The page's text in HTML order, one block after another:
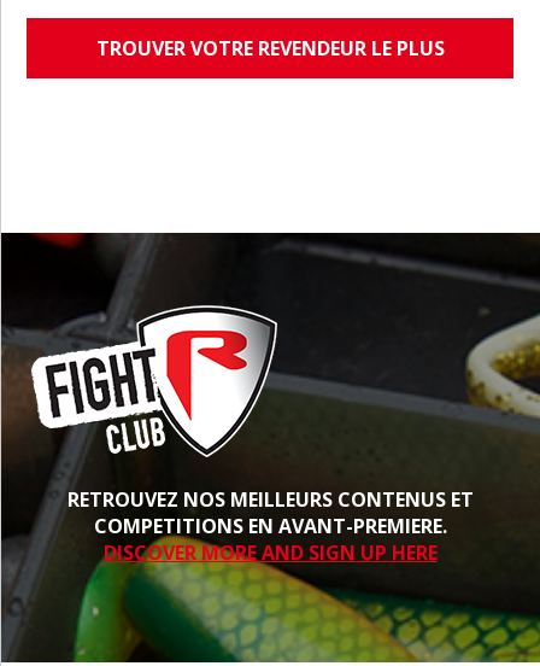
TROUVER VOTRE REVENDEUR LE PLUS
RETROUVEZ NOS MEILLEURS CONTENUS ET
COMPETITIONS EN AVANT-PREMIERE.
DISCOVER MORE AND SIGN UP HERE